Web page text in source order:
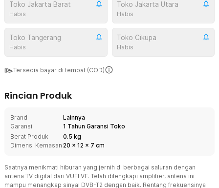
Toko Jakarta Barat
Habis
Toko Jakarta Utara
Habis
Toko Tangerang
Habis
Toko Cikupa
Habis
Tersedia bayar di tempat (COD)
Rincian Produk
Brand
Lainnya
Garansi
1 Tahun Garansi Toko
Berat Produk
0.5 kg
Dimensi Kemasan 20 x 12 x 7 cm
Saatnya menikmati hiburan yang jernih di berbagai saluran dengan
antena TV digital dari VUELVE. Telah dilengkapi amplifier, antena ini
mampu menangkap sinyal DVB-T2 dengan baik. Rentang frekuensinya